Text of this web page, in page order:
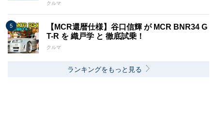
クルマ
【MCR還暦仕様】谷口信輝 が MCR BNR34 G
T-R を 織戸学 と 徹底試乗！
クルマ
ランキングをもっと見る